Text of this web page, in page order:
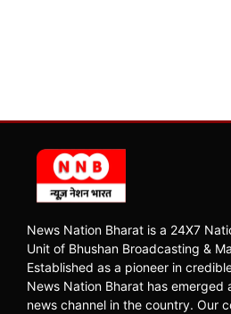
News Nation Bharat is a 24X7
Unit of Bhushan Broadcasting &
Established as a pioneer in
News Nation Bharat has emerged
news channel in the country. Our